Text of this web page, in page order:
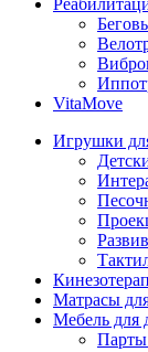
VitaMove
Игрушки
Матрасы
Мебель для